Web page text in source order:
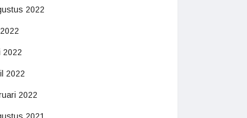
2022
2022
2022
2022